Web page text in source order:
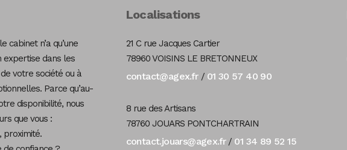
cabinet n’a qu’une
expertise dans les
votre société ou à
Parce qu’au-
disponibilité, nous
que vous :
proximité.
Localisations
21 C rue Jacques Cartier
78960 VOISINS LE BRETONNEUX
contact@agex.fr/ 01 30 57 40 90
8 rue des Artisans
78760 JOUARS PONTCHARTRAIN
contact.jouars@agex.fr/ 01 34 89 52 15